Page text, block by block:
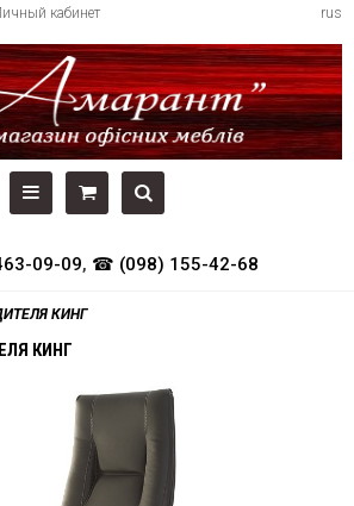
rus
кабинет
09-09, ☎ (098) 155-42-68
КИНГ
КИНГ